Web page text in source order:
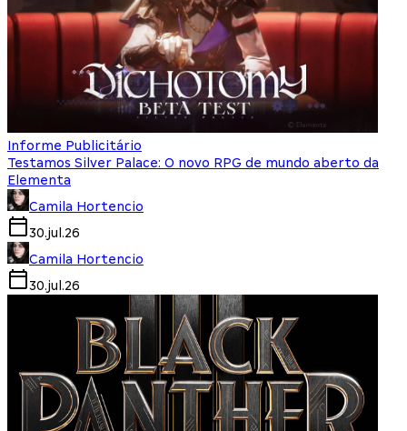
Informe Publicitário
Testamos Silver Palace: O novo RPG de mundo aberto da
Elementa
Camila Hortencio
30.jul.26
Camila Hortencio
30.jul.26